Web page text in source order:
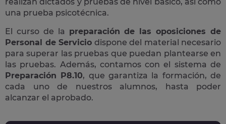
una prueba psicotécnica.
El curso de la preparación de las oposiciones de
Personal de Servicio dispone del material necesario
para superar las pruebas que puedan plantearse en
las pruebas. Además, contamos con el sistema de
Preparación P8.10, que garantiza la formación, de
cada uno de nuestros alumnos, hasta poder
alcanzar el aprobado.